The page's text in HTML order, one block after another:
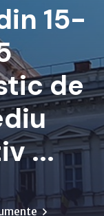
15-
de
...